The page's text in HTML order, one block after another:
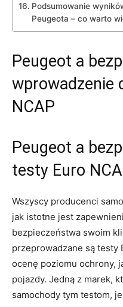
Podsumowanie
Peugeota –‍ co warto
Peugeot a
wprowadzenie
NCAP
Peugeot ⁣a
testy Euro
Wszyscy producenci
jak istotne ⁤jest
bezpieczeństwa ⁤swoim
przeprowadzane są testy
ocenę ⁣poziomu​ ochrony,
pojazdy. Jedną z marek,
samochody​ tym testom,